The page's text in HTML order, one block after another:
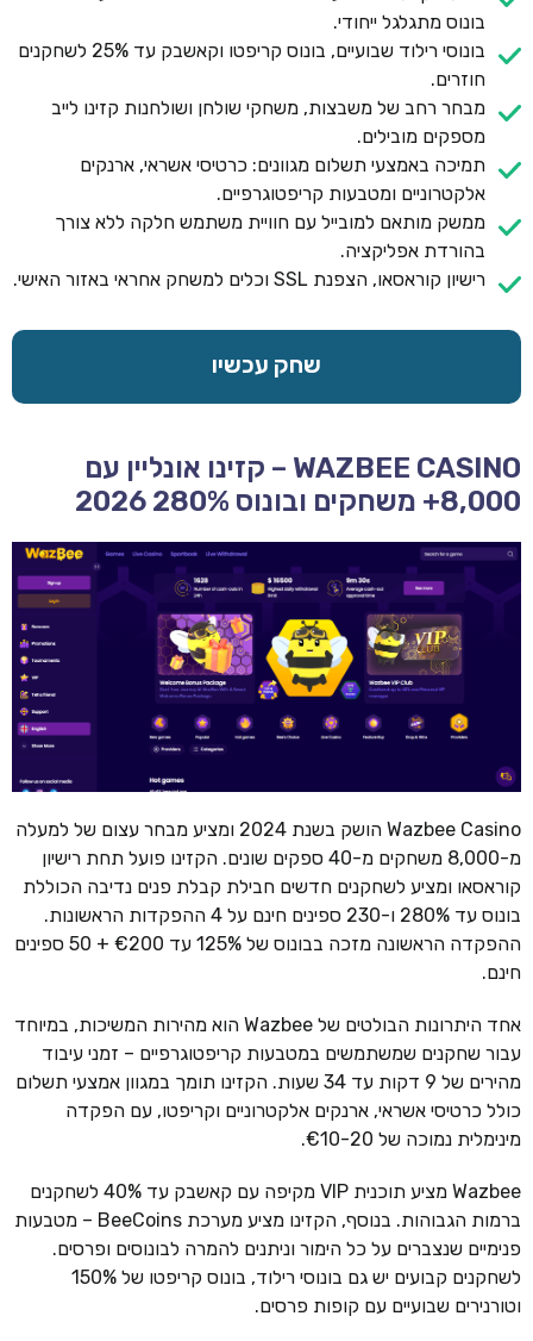
בונוס מתגלגל ייחודי.
בונוסי רילוד שבועיים, בונוס קריפטו וקאשבק עד 25% לשחקנים
חוזרים.
מבחר רחב של משבצות, משחקי שולחן ושולחנות קזינו לייב
מספקים מובילים.
תמיכה באמצעי תשלום מגוונים: כרטיסי אשראי, ארנקים
אלקטרוניים ומטבעות קריפטוגרפיים.
ממשק מותאם למובייל עם חוויית משתמש חלקה ללא צורך
בהורדת אפליקציה.
רישיון קוראסאו, הצפנת SSL וכלים למשחק אחראי באזור האישי.
שחק עכשיו
WAZBEE CASINO – קזינו אונליין עם
8,000+ משחקים ובונוס 280% 2026
Wazbee Casino הושק בשנת 2024 ומציע מבחר עצום של למעלה
מ-8,000 משחקים מ-40 ספקים שונים. הקזינו פועל תחת רישיון
קוראסאו ומציע לשחקנים חדשים חבילת קבלת פנים נדיבה הכוללת
בונוס עד 280% ו-230 ספינים חינם על 4 ההפקדות הראשונות.
ההפקדה הראשונה מזכה בבונוס של 125% עד €200 + 50 ספינים
חינם.
אחד היתרונות הבולטים של Wazbee הוא מהירות המשיכות, במיוחד
עבור שחקנים שמשתמשים במטבעות קריפטוגרפיים – זמני עיבוד
מהירים של 9 דקות עד 34 שעות. הקזינו תומך במגוון אמצעי תשלום
כולל כרטיסי אשראי, ארנקים אלקטרוניים וקריפטו, עם הפקדה
מינימלית נמוכה של €10-20.
Wazbee מציע תוכנית VIP מקיפה עם קאשבק עד 40% לשחקנים
ברמות הגבוהות. בנוסף, הקזינו מציע מערכת BeeCoins – מטבעות
פנימיים שנצברים על כל הימור וניתנים להמרה לבונוסים ופרסים.
לשחקנים קבועים יש גם בונוסי רילוד, בונוס קריפטו של 150%
וטורנירים שבועיים עם קופות פרסים.